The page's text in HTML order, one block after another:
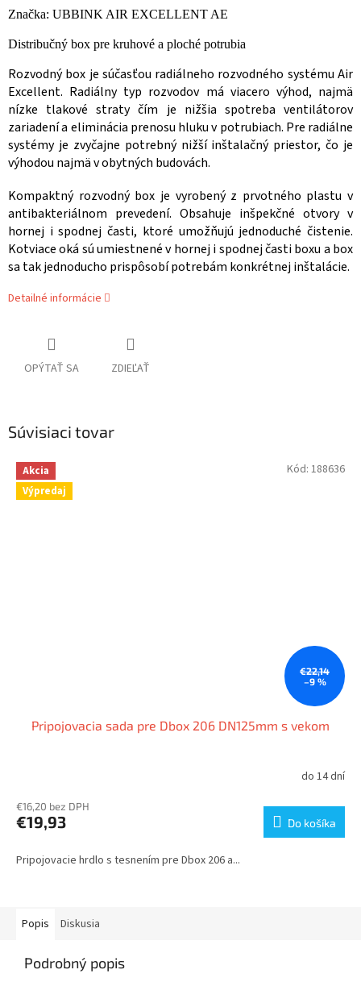
Značka: UBBINK AIR EXCELLENT AE
Distribučný box pre kruhové a ploché potrubia
Rozvodný box je súčasťou radiálneho rozvodného systému Air
Excellent. Radiálny typ rozvodov má viacero výhod, najmä
nízke tlakové straty čím je nižšia spotreba ventilátorov
zariadení a eliminácia prenosu hluku v potrubiach. Pre radiálne
systémy je zvyčajne potrebný nižší inštalačný priestor, čo je
výhodou najmä v obytných budovách.
Kompaktný rozvodný box je vyrobený z prvotného plastu v
antibakteriálnom prevedení. Obsahuje inšpekčné otvory v
hornej i spodnej časti, ktoré umožňujú jednoduché čistenie.
Kotviace oká sú umiestnené v hornej i spodnej časti boxu a box
sa tak jednoducho prispôsobí potrebám konkrétnej inštalácie.
Detailné informácie
OPÝTAŤ SA ZDIEĽAŤ
Súvisiaci tovar
Akcia
Výpredaj
€22,14
–9 %
Pripojovacia sada pre Dbox 206 DN125mm s vekom
do 14 dní
€16,20 bez DPH
€19,93 Do košíka
Pripojovacie hrdlo s tesnením pre Dbox 206 a...
Kód: 188636
Popis Diskusia
Podrobný popis